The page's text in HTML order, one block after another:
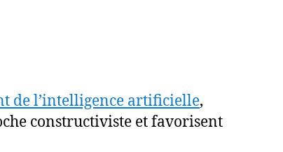
de l’intelligence artificielle,
constructiviste et favorisent